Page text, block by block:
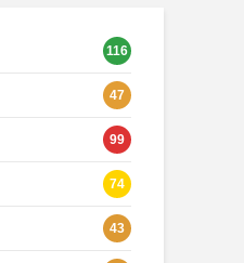
116
47
99
74
43